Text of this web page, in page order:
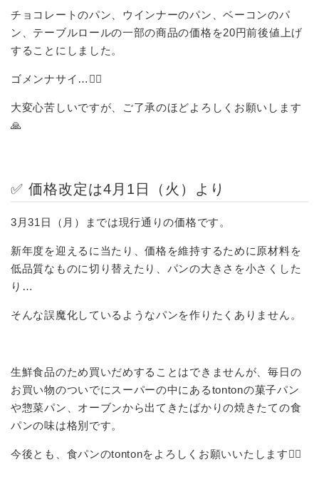
チョコレートのパン、ウインナーのパン、ベーコンのパ
ン、テーブルロールの一部の商品の価格を20円前後値上げ
することにしました。
ゴメンナサイ…🙇‍♂️
大変心苦しいですが、ご了承のほどよろしくお願いします
🙏
✅ 価格改定は4月1日（火）より
3月31日（月）までは現行通りの価格です。
新年度を迎えるに当たり、価格を維持するために原材料を
低品質なものに切り替えたり、パンの大きさを小さくした
り…
そんな誤魔化しているようなパンを作りたくありません。
生鮮食品のため買いだめすることはできませんが、毎日の
お買い物のついでにスーパーの中にあるtontonの菓子パン
や惣菜パン、オーブンから出てきたばかりの焼きたての食
パンの味は格別です。
今後とも、食パンのtontonをよろしくお願いいたします🙋‍♂️